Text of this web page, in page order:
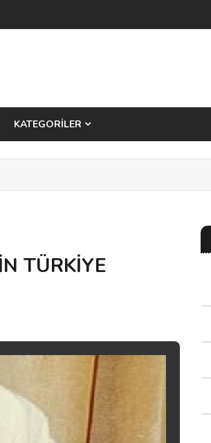
KATEGORİLER
TÜRKİYE